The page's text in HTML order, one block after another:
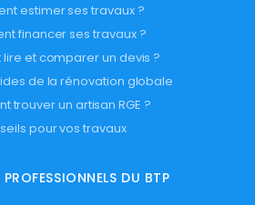
estimer ses travaux ?
financer ses travaux ?
et comparer un devis ?
de la rénovation globale
trouver un artisan RGE ?
pour vos travaux
DU BTP